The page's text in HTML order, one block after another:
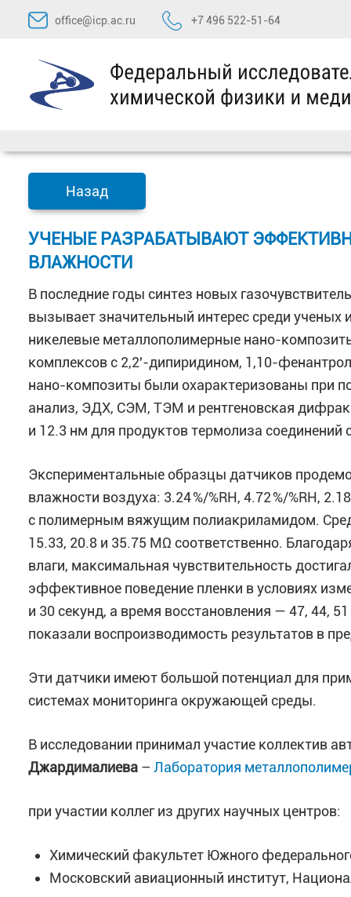
Перейти
содержимому
office@icp.ac.ru +7 496 522-51-64
Назад
УЧЕНЫЕ РАЗРАБАТЫВАЮТ
ВЛАЖНОСТИ
В последние годы синтез новых
вызывает значительный интерес среди ученых
никелевые металлополимерные нано-
комплексов с 2,2′-дипиридином, 1,10-
нано-композиты были охарактеризованы при
анализ, ЭДХ, СЭМ, ТЭМ и рентгеновская
и 12.3 нм для продуктов термолиза соединений
Экспериментальные образцы датчиков
влажности воздуха: 3.24 %/%RH, 4.72 %/%RH,
с полимерным вяжущим полиакриламидом.
15.33, 20.8 и 35.75 МΩ соответственно.
влаги, максимальная чувствительность
эффективное поведение пленки в условиях
и 30 секунд, а время восстановления — 47, 44,
показали воспроизводимость результатов в
Эти датчики имеют большой потенциал для
системах мониторинга окружающей среды.
В исследовании принимал участие коллектив
Джардималиева – Лаборатория
при участии коллег из других научных центров:
Химический факультет Южного
Московский авиационный институт,